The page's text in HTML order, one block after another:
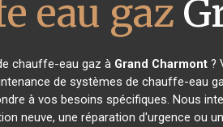
eau gaz
chauffe-eau gaz à Grand Charmont?
de systèmes de chauffe-eau
à vos besoins spécifiques. Nous
neuve, une réparation d'urgence ou